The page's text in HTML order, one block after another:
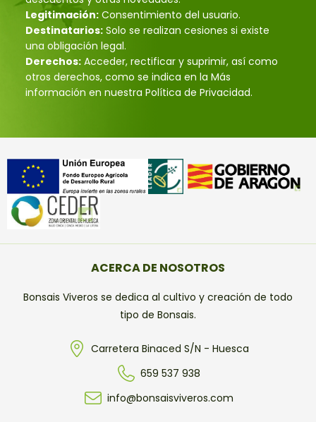
Legitimación: Consentimiento del usuario.
Destinatarios: Solo se realizan cesiones si existe
una obligación legal.
Derechos: Acceder, rectificar y suprimir, así como
otros derechos, como se indica en la Más
información en nuestra Política de Privacidad.
ACERCA DE NOSOTROS
Bonsais Viveros se dedica al cultivo y creación de todo
tipo de Bonsais.
Carretera Binaced S/N - Huesca
659 537 938
info@bonsaisviveros.com